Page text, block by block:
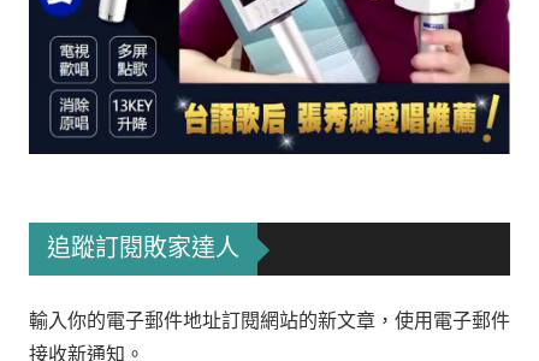
追蹤訂閱敗家達人
輸入你的電子郵件地址訂閱網站的新文章，使用電子郵件
接收新通知。